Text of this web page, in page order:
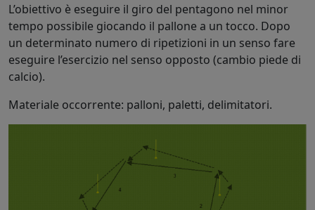
L’obiettivo è eseguire il giro del pentagono nel minor
tempo possibile giocando il pallone a un tocco. Dopo
un determinato numero di ripetizioni in un senso fare
eseguire l’esercizio nel senso opposto (cambio piede di
calcio).
Materiale occorrente: palloni, paletti, delimitatori.